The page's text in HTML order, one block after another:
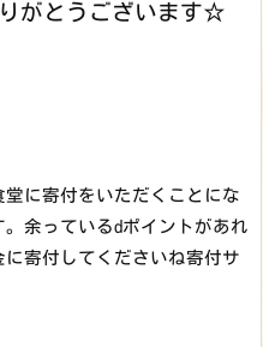
がとうございます☆
堂に寄付をいただくことにな
余っているdポイントがあれ
寄付してくださいね寄付サ